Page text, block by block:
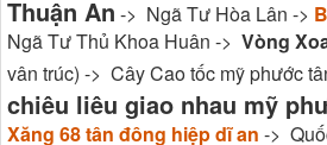
Thuận An -> Ngã Tư Hòa Lân ->
Ngã Tư Thủ Khoa Huân -> Vòng
vân trúc) -> Cây Cao tốc mỹ phước
chiêu liêu giao nhau mỹ
Xăng 68 tân đông hiệp dĩ an ->